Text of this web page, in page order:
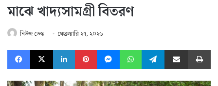
মাঝে খাদ্যসামগ্রী বিতরণ
নিউজ ডেস্ক ফেব্রুয়ারি ২৭, ২০২৬
Facebook
X LinkedInPinterestMessengerWhatsAppTelegramShare via Email